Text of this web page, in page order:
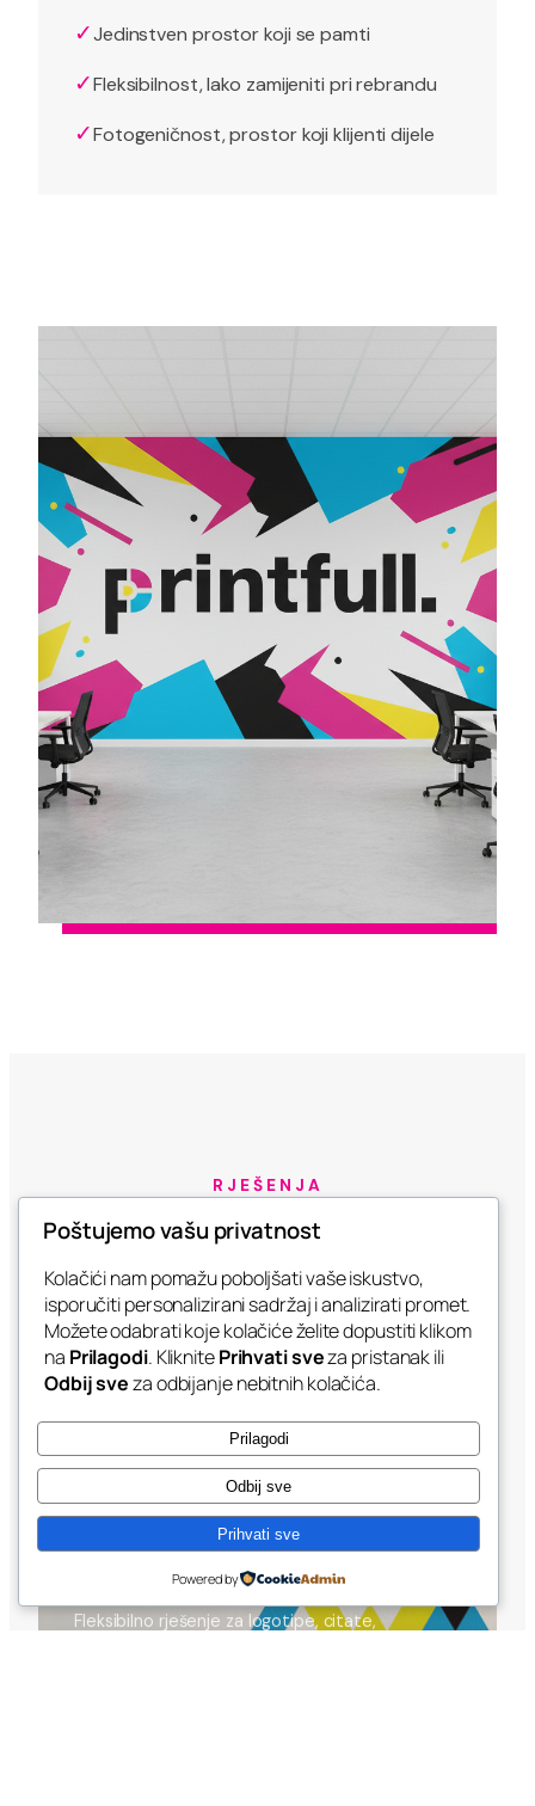
✓Jedinstven prostor koji se pamti
✓Fleksibilnost, lako zamijeniti pri rebrandu
✓Fotogeničnost, prostor koji klijenti dijele
RJEŠENJA
VRSTE ZIDNIH RJEŠENJA
ZIDNE NALJEPNICE
Fleksibilno rješenje za logotipe, citate,
Poštujemo vašu privatnost
Kolačići nam pomažu poboljšati vaše iskustvo,
isporučiti personalizirani sadržaj i analizirati promet.
Možete odabrati koje kolačiće želite dopustiti klikom
na Prilagodi. KliknitePrihvati sveza pristanak ili
Odbij sveza odbijanje nebitnih kolačića.
Prilagodi
Odbij sve
Prihvati sve
Powered by